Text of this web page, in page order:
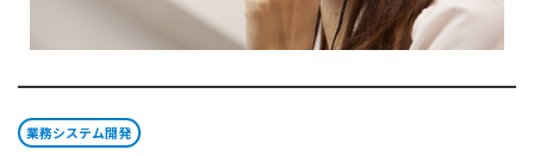
業務システム開発